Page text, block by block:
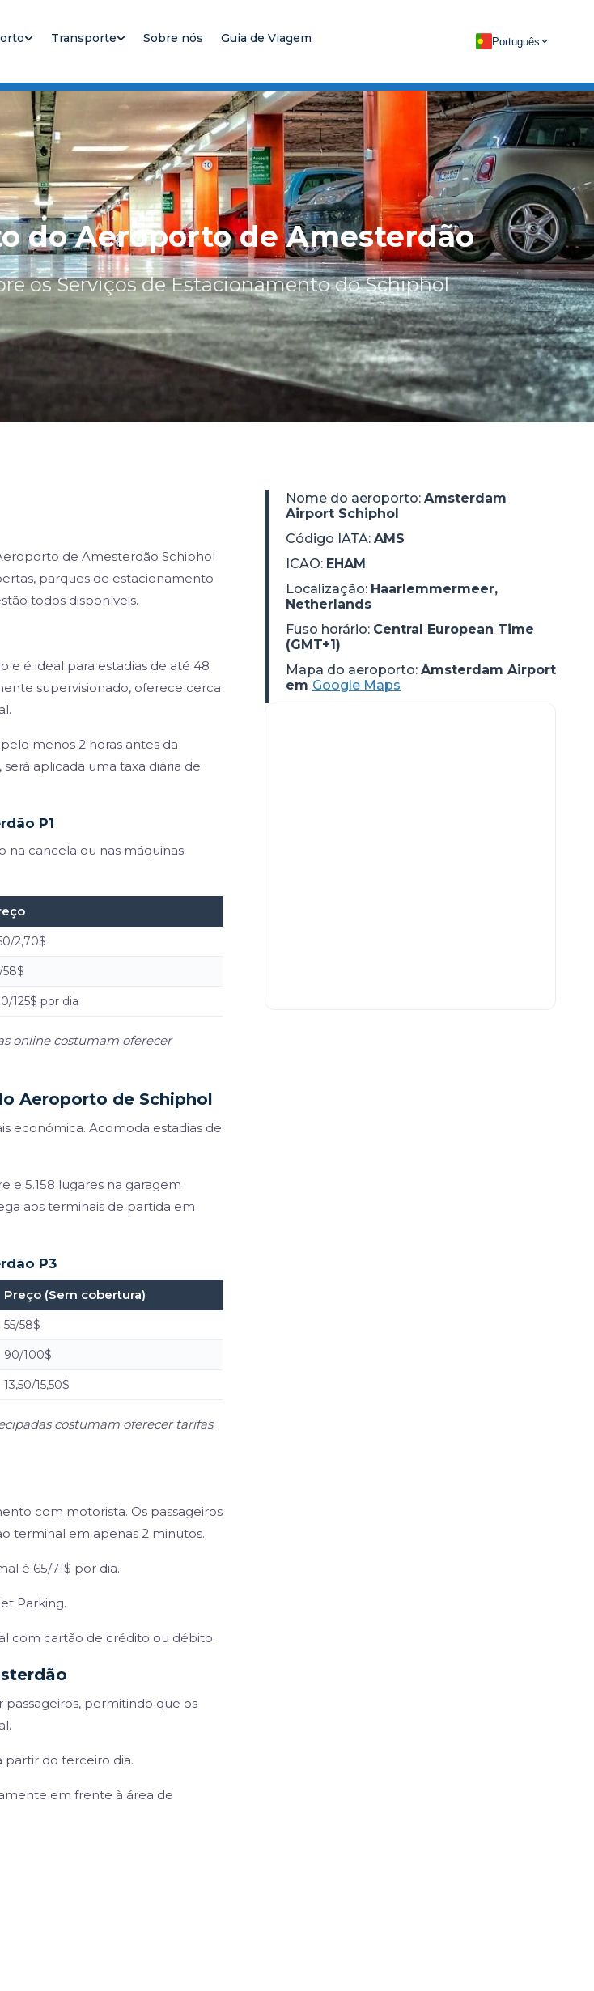
Transporte Sobre nós Guia de Viagem Português
do Aeroporto de Amesterdão
os Serviços de Estacionamento do Schiphol
de Amesterdão Schiphol
parques de estacionamento
todos disponíveis.
e é ideal para estadias de até 48
supervisionado, oferece cerca
menos 2 horas antes da
aplicada uma taxa diária de
P1
na cancela ou nas máquinas
2,70$
58$
125$ por dia
online costumam oferecer
Aeroporto de Schiphol
económica. Acomoda estadias de
e 5.158 lugares na garagem
aos terminais de partida em
P3
Preço (Sem cobertura)
55/58$
90/100$
13,50/15,50$
costumam oferecer tarifas
com motorista. Os passageiros
terminal em apenas 2 minutos.
é 65/71$ por dia.
Parking.
com cartão de crédito ou débito.
permitindo que os
partir do terceiro dia.
em frente à área de
Nome do aeroporto: Amsterdam
Airport Schiphol
Código IATA: AMS
ICAO: EHAM
Localização: Haarlemmermeer,
Netherlands
Fuso horário: Central European Time
(GMT+1)
Mapa do aeroporto: Amsterdam Airport
em Google Maps